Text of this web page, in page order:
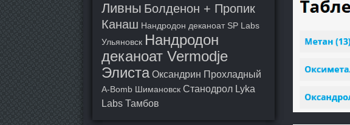
Ливны Болденон + Пропик
Канаш Нандродон деканоат SP Labs
Ульяновск Нандродон
деканоат Vermodje
Элиста Оксандрин Прохладный
A-Bomb Шимановск Станодрол Lyka
Labs Тамбов